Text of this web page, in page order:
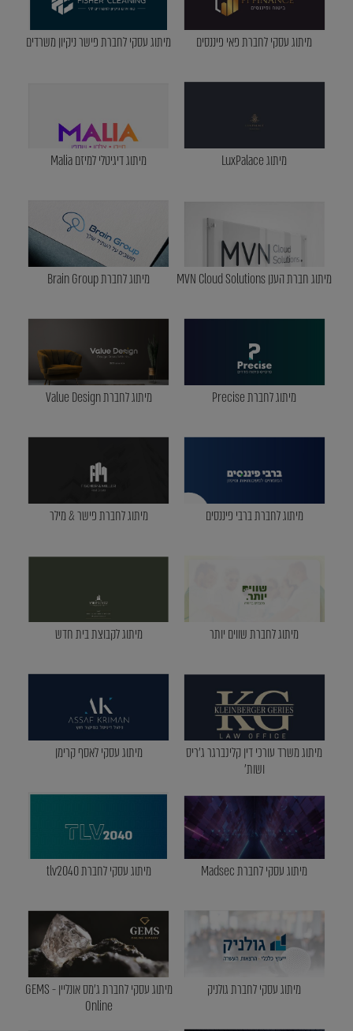
מיתוג עסקי לחברת פאי פיננסים מיתוג עסקי לחברת פישר ניקיון משרדים
מיתוג LuxPalace מיתוג דיגיטלי למיזם Malia
מיתוג חברת הענן MVN Cloud Solutions מיתוג לחברת Brain Group
מיתוג לחברת Precise מיתוג לחברת Value Design
מיתוג לחברת ברבי פיננסים מיתוג לחברת פישר & מילר
מיתוג לחברת שווים יותר מיתוג לקבוצת בית חדש
מיתוג משרד עורכי דין קלינברגר ג'ריס
ושות'
מיתוג עסקי לאסף קרימן
מיתוג עסקי לחברת Madsec מיתוג עסקי לחברת tlv2040
מיתוג עסקי לחברת גולניק
מיתוג עסקי לחברת ג'מס אונליין - GEMS
Online